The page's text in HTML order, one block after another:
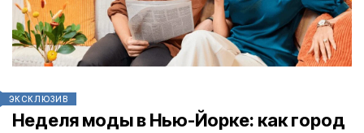
ЭКСКЛЮЗИВ
Неделя моды в Нью-Йорке: как город